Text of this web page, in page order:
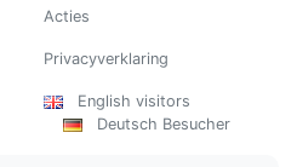
Acties
Privacyverklaring
English visitors
Deutsch Besucher